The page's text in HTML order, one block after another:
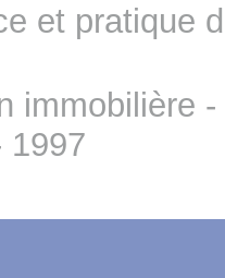
et pratique
immobilière
1997